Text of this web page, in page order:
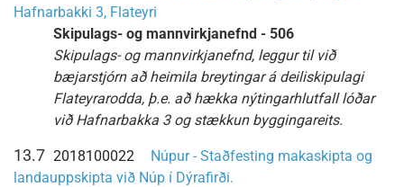
Hafnarbakki 3, Flateyri
Skipulags- og mannvirkjanefnd - 506
Skipulags- og mannvirkjanefnd, leggur til við
bæjarstjórn að heimila breytingar á deiliskipulagi
Flateyrarodda, þ.e. að hækka nýtingarhlutfall lóðar
við Hafnarbakka 3 og stækkun byggingareits.
13.7 2018100022
Núpur - Staðfesting makaskipta og
landauppskipta við Núp í Dýrafirði.